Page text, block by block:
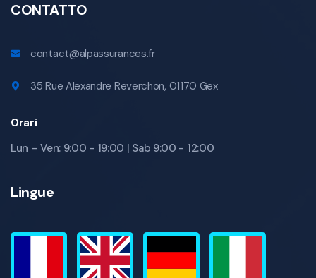
CONTATTO
contact@alpassurances.fr
35 Rue Alexandre Reverchon, 01170 Gex
Orari
Lun – Ven: 9:00 - 19:00 | Sab 9:00 - 12:00
Lingue